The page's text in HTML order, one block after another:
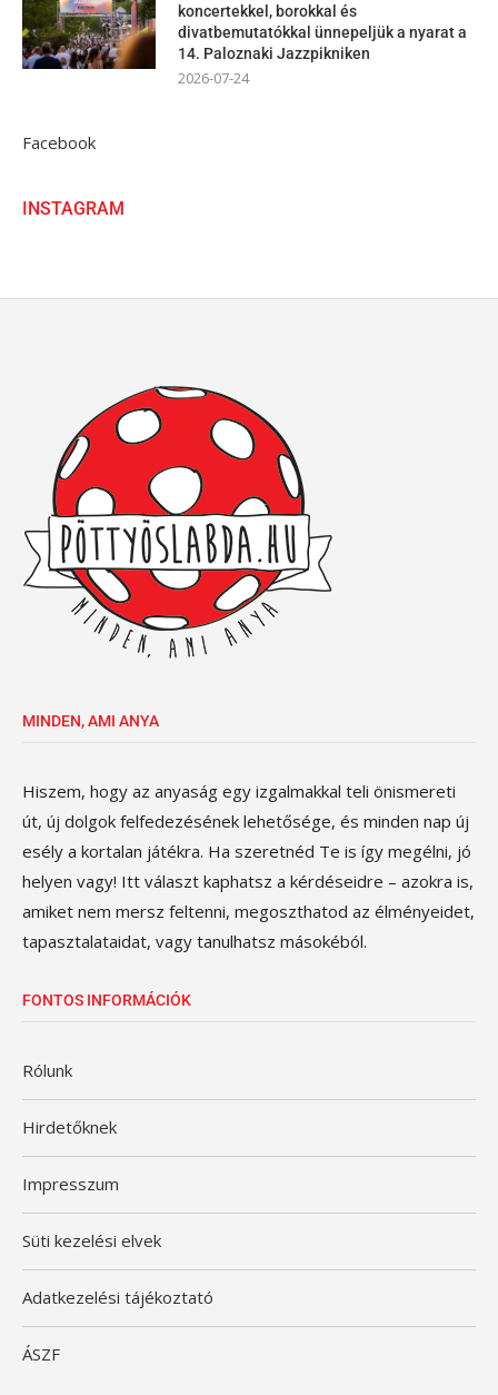
koncertekkel, borokkal és
divatbemutatókkal ünnepeljük a nyarat a
14. Paloznaki Jazzpikniken
2026-07-24
Facebook
INSTAGRAM
MINDEN, AMI ANYA
Hiszem, hogy az anyaság egy izgalmakkal teli önismereti
út, új dolgok felfedezésének lehetősége, és minden nap új
esély a kortalan játékra. Ha szeretnéd Te is így megélni, jó
helyen vagy! Itt választ kaphatsz a kérdéseidre – azokra is,
amiket nem mersz feltenni, megoszthatod az élményeidet,
tapasztalataidat, vagy tanulhatsz másokéból.
FONTOS INFORMÁCIÓK
Rólunk
Hirdetőknek
Impresszum
Süti kezelési elvek
Adatkezelési tájékoztató
ÁSZF